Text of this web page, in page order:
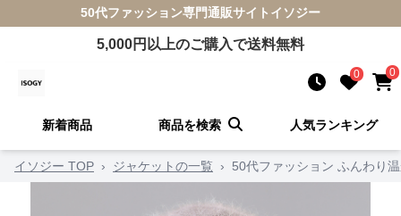
50代ファッション専門通販サイト イソジー
5,000円以上のご購入で送料無料
0 0
新着商品 商品を検索 人気ランキング
イソジー TOP › ジャケットの一覧 › 50代ファッション ふんわり